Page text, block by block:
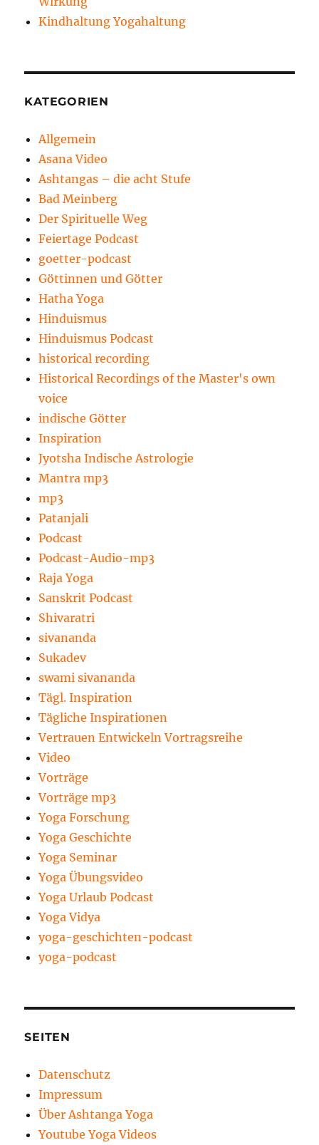
Kindhaltung Yogahaltung
KATEGORIEN
Allgemein
Asana Video
Ashtangas – die acht Stufe
Bad Meinberg
Der Spirituelle Weg
Feiertage Podcast
goetter-podcast
Göttinnen und Götter
Hatha Yoga
Hinduismus
Hinduismus Podcast
historical recording
Historical Recordings of the Master's own
voice
indische Götter
Inspiration
Jyotsha Indische Astrologie
Mantra mp3
mp3
Patanjali
Podcast
Podcast-Audio-mp3
Raja Yoga
Sanskrit Podcast
Shivaratri
sivananda
Sukadev
swami sivananda
Tägl. Inspiration
Tägliche Inspirationen
Vertrauen Entwickeln Vortragsreihe
Video
Vorträge
Vorträge mp3
Yoga Forschung
Yoga Geschichte
Yoga Seminar
Yoga Übungsvideo
Yoga Urlaub Podcast
Yoga Vidya
yoga-geschichten-podcast
yoga-podcast
SEITEN
Datenschutz
Impressum
Über Ashtanga Yoga
Youtube Yoga Videos